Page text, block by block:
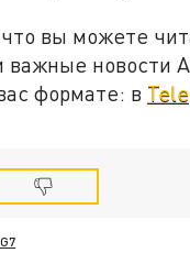
вы можете
важные новости
формате: в